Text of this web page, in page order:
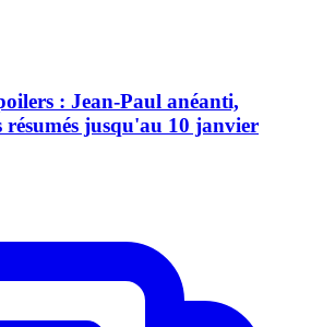
: Jean-Paul anéanti,
résumés jusqu'au 10 janvier